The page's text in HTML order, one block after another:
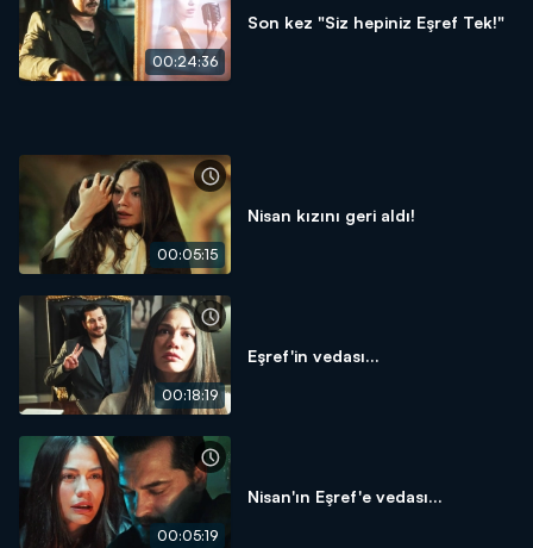
00:24:36
Son kez "Siz hepiniz Eşref Tek!"
00:05:15
Nisan kızını geri aldı!
00:18:19
Eşref'in vedası...
00:05:19
Nisan'ın Eşref'e vedası...